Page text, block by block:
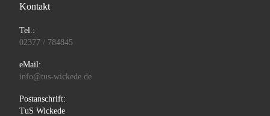
Kontakt
Tel.:
02377 / 784845
eMail:
info@tus-wickede.de
Postanschrift:
TuS Wickede